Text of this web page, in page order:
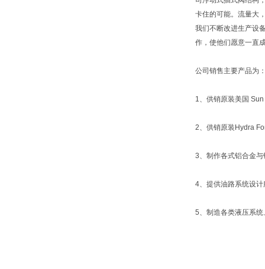
卡住的可能。流量大
我们不断改进生产设
作，使他们愿意一直
公司销售主要产品为
1、供销原装美国
2、供销原装Hydra
3、制作各式铝合金与
4、提供油路系统设
5、制造各类液压系